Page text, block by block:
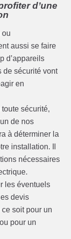
d’une
ou
aussi se faire
d’appareils
de sécurité vont
en
sécurité,
de nos
à déterminer la
installation. Il
nécessaires
les éventuels
devis
soit pour un
pour un